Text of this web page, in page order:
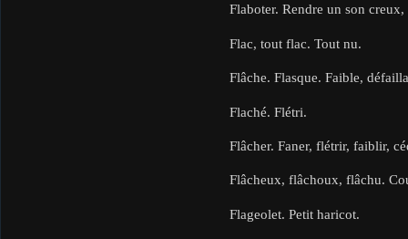
Flaboter. Rendre un son creux,
Flac, tout flac. Tout nu.
Flâche. Flasque. Faible,
Flaché. Flétri.
Flâcher. Faner, flétrir, faiblir,
Flâcheux, flâchoux, flâchu.
Flageolet. Petit haricot.